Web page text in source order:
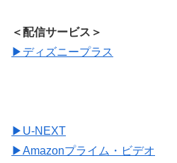
＜配信サービス＞
▶︎ディズニープラス
▶︎U-NEXT
▶︎Amazonプライム・ビデオ